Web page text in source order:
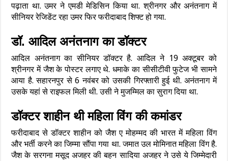
पढ़ाता था. उमर ने एमडी मेडिसिन किया था. श्रीनगर और अनंतनाग में
सीनियर रेजिडेंट रहा उमर फिर फरीदाबाद शिफ्ट हो गया.
डॉ. आदिल अनंतनाग का डॉक्टर
आदिल अनंतनाग का सीनियर डॉक्टर है. आदिल ने 19 अक्टूबर को
श्रीनगर में जैश के पोस्टर लगाए थे. धमाके का सीसीटीवी फुटेज भी सामने
आया है. सहारनपुर से 6 नवंबर को उसकी गिरफ्तारी हुई थी. अनंतनाग में
उसके यहां से राइफल मिली थी. उसी ने मुजम्मिल का सुराग दिया था.
डॉक्टर शाहीन थी महिला विंग की कमांडर
फरीदाबाद से डॉक्टर शाहीन को जैश ए मोहम्मद की भारत में महिला विंग
और भर्ती करने का जिम्मा सौंपा गया था. जमात उल मोमिनात महिला विंग है.
जैश के सरगना मसूद अजहर की बहन सादिया अजहर ने उसे ये जिम्मेदारी